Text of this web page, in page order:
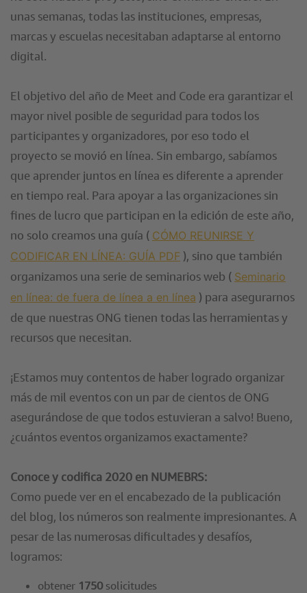
unas semanas, todas las instituciones, empresas,
marcas y escuelas necesitaban adaptarse al entorno
digital.
El objetivo del año de Meet and Code era garantizar el
mayor nivel posible de seguridad para todos los
participantes y organizadores, por eso todo el
proyecto se movió en línea. Sin embargo, sabíamos
que aprender juntos en línea es diferente a aprender
en tiempo real. Para apoyar a las organizaciones sin
fines de lucro que participan en la edición de este año,
no solo creamos una guía ( CÓMO REUNIRSE Y
CODIFICAR EN LÍNEA: GUÍA PDF ), sino que también
organizamos una serie de seminarios web ( Seminario
en línea: de fuera de línea a en línea ) para asegurarnos
de que nuestras ONG tienen todas las herramientas y
recursos que necesitan.
¡Estamos muy contentos de haber logrado organizar
más de mil eventos con un par de cientos de ONG
asegurándose de que todos estuvieran a salvo! Bueno,
¿cuántos eventos organizamos exactamente?
Conoce y codifica 2020 en NUMEBRS:
Como puede ver en el encabezado de la publicación
del blog, los números son realmente impresionantes. A
pesar de las numerosas dificultades y desafíos,
logramos:
obtener 1750 solicitudes